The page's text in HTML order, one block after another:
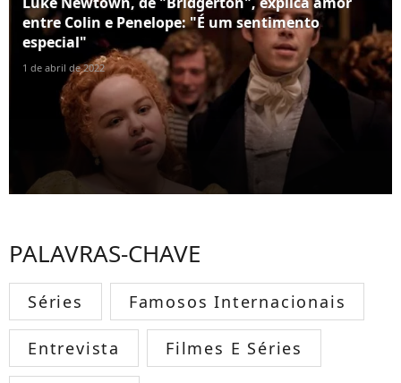
entre Colin e Penelope: "É um sentimento
especial"
1 de abril de 2022
PALAVRAS-CHAVE
Séries Famosos Internacionais
Entrevista Filmes E Séries